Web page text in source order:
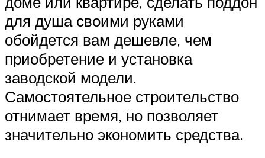
для душа своими руками
обойдется вам дешевле, чем
приобретение и установка
заводской модели.
Самостоятельное строительство
отнимает время, но позволяет
значительно экономить средства.